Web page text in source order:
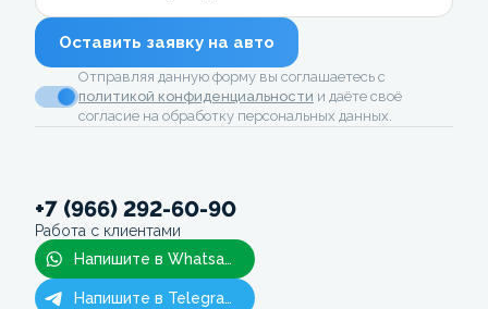
Оставить заявку на авто
Отправляя данную форму вы соглашаетесь с
политикой конфиденциальности и даёте своё
согласие на обработку персональных данных.
+7 (966) 292-60-90
Работа с клиентами
Напишите в Whatsapp
Напишите в Telegram